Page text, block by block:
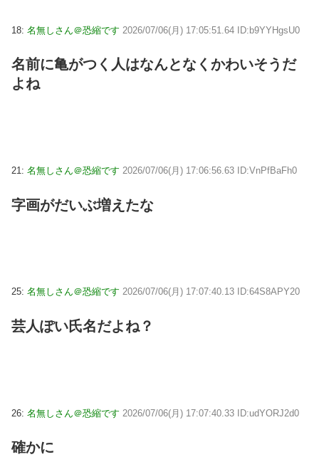
18: 名無しさん＠恐縮です 2026/07/06(月) 17:05:51.64 ID:b9YYHgsU0
名前に亀がつく人はなんとなくかわいそうだ
よね
21: 名無しさん＠恐縮です 2026/07/06(月) 17:06:56.63 ID:VnPfBaFh0
字画がだいぶ増えたな
25: 名無しさん＠恐縮です 2026/07/06(月) 17:07:40.13 ID:64S8APY20
芸人ぽい氏名だよね？
26: 名無しさん＠恐縮です 2026/07/06(月) 17:07:40.33 ID:udYORJ2d0
確かに